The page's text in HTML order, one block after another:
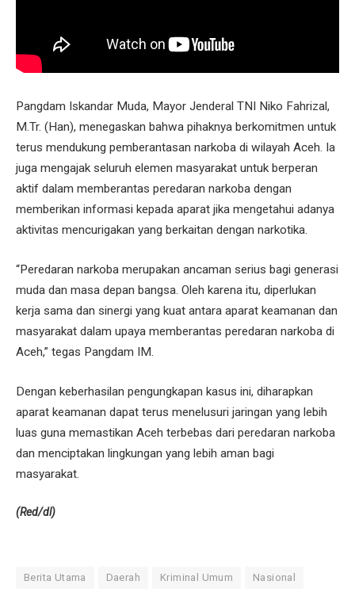
Pangdam Iskandar Muda, Mayor Jenderal TNI Niko Fahrizal,
M.Tr. (Han), menegaskan bahwa pihaknya berkomitmen untuk
terus mendukung pemberantasan narkoba di wilayah Aceh. Ia
juga mengajak seluruh elemen masyarakat untuk berperan
aktif dalam memberantas peredaran narkoba dengan
memberikan informasi kepada aparat jika mengetahui adanya
aktivitas mencurigakan yang berkaitan dengan narkotika.
“Peredaran narkoba merupakan ancaman serius bagi generasi
muda dan masa depan bangsa. Oleh karena itu, diperlukan
kerja sama dan sinergi yang kuat antara aparat keamanan dan
masyarakat dalam upaya memberantas peredaran narkoba di
Aceh,” tegas Pangdam IM.
Dengan keberhasilan pengungkapan kasus ini, diharapkan
aparat keamanan dapat terus menelusuri jaringan yang lebih
luas guna memastikan Aceh terbebas dari peredaran narkoba
dan menciptakan lingkungan yang lebih aman bagi
masyarakat.
(Red/dl)
Berita Utama Daerah Kriminal Umum Nasional